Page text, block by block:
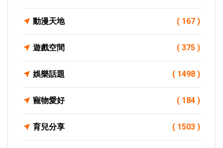
動漫天地 ( 167 )
遊戲空間 ( 375 )
娛樂話題 ( 1498 )
寵物愛好 ( 184 )
育兒分享 ( 1503 )